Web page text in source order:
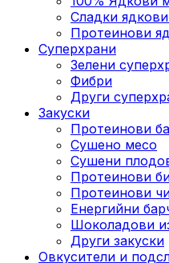
Сладки
Протеинови
Суперхрани
Зелени
Фибри
Други
3акуски
Протеинови
Сушено месо
Сушени
Протеинови
Протеинови
Енергийни
Шоколадови
Други закуски
Овкусители и